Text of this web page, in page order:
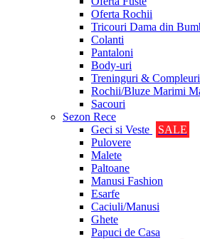
Oferta Rochii
Tricouri Dama din
Colanti
Pantaloni
Body-uri
Treninguri & Compleuri
Rochii/Bluze Marimi
Sacouri
Sezon Rece
Geci si Veste
SALE
Pulovere
Malete
Paltoane
Manusi Fashion
Esarfe
Caciuli/Manusi
Ghete
Papuci de Casa